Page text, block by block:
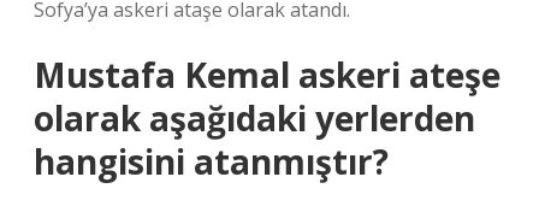
Sofya’ya askeri ataşe olarak atandı.
Mustafa Kemal askeri ateşe
olarak aşağıdaki yerlerden
hangisini atanmıştır?